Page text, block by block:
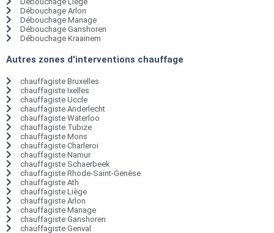
Débouchage Arlon
Débouchage Manage
Débouchage Ganshoren
Débouchage Kraainem
Autres zones d'interventions chauffage
chauffagiste Bruxelles
chauffagiste Ixelles
chauffagiste Uccle
chauffagiste Anderlecht
chauffagiste Waterloo
chauffagiste Tubize
chauffagiste Mons
chauffagiste Charleroi
chauffagiste Namur
chauffagiste Schaerbeek
chauffagiste Rhode-Saint-Genèse
chauffagiste Ath
chauffagiste Liège
chauffagiste Arlon
chauffagiste Manage
chauffagiste Ganshoren
chauffagiste Genval